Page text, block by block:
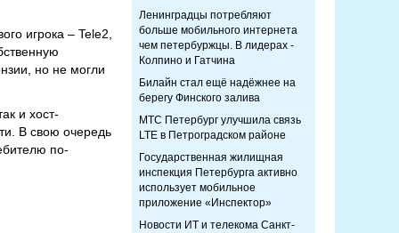
игрока – Tele2,
но не могли
и хост-
В свою очередь
по-
Ленинградцы потребляют
больше мобильного интернета
чем петербуржцы. В лидерах -
Колпино и Гатчина
Билайн стал ещё надёжнее на
берегу Финского залива
МТС Петербург улучшила связь
LTE в Петроградском районе
Государственная жилищная
инспекция Петербурга активно
использует мобильное
приложение «Инспектор»
Новости ИТ и телекома Санкт-